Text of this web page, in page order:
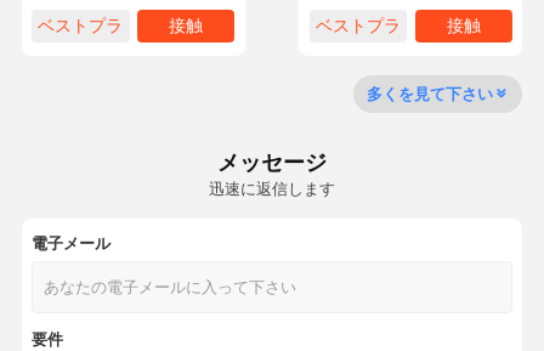
品質管理 お問い合わせ ニュース すべての場合
プラスチック射出成形金型
ベストプラ
接触
ベストプラ
接触
多くを見て下さい
メッセージ
迅速に返信します
電子メール
要件